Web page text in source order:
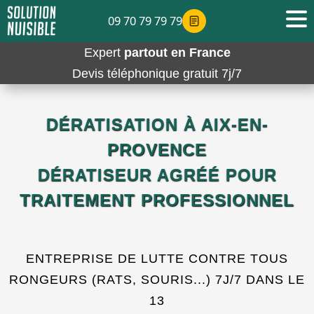
Expert partout en France
Devis téléphonique gratuit 7j/7
DÉRATISATION À AIX-EN-
PROVENCE
DÉRATISEUR AGRÉÉ POUR
TRAITEMENT PROFESSIONNEL
ENTREPRISE DE LUTTE CONTRE TOUS
RONGEURS (RATS, SOURIS...) 7J/7 DANS LE
13
09 70 79 79 79